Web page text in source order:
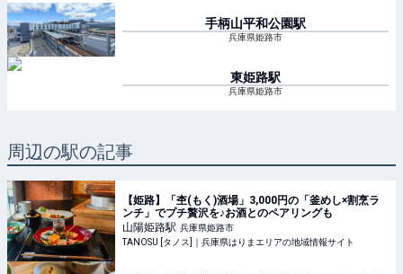
手柄山平和公園駅
兵庫県姫路市
東姫路駅
兵庫県姫路市
周辺の駅の記事
【姫路】「杢(もく)酒場」3,000円の「釜めし×割烹ラ
ンチ」でプチ贅沢を♪お酒とのペアリングも
山陽姫路駅 兵庫県姫路市
TANOSU [タノス]｜兵庫県はりまエリアの地域情報サイト